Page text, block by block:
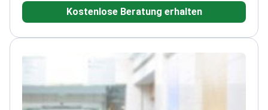
Abteilung der Ondokuz Mayis UniversitätTätig am
sowohl routinemäßige als auch komplexe
Magenresektionen durch
Kostenlose Beratung erhalten